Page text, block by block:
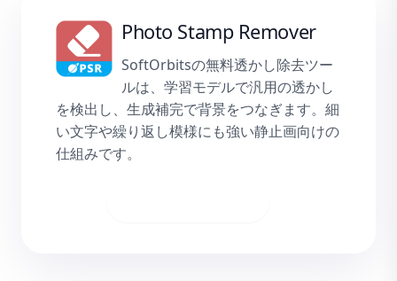
Photo Stamp Remover
SoftOrbitsの無料透かし除去ツー
ルは、学習モデルで汎用の透かし
を検出し、生成補完で背景をつなぎます。細
い文字や繰り返し模様にも強い静止画向けの
仕組みです。